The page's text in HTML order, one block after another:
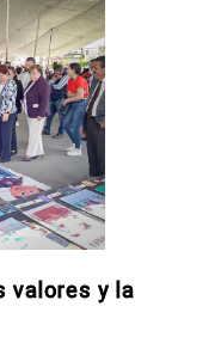
valores y la